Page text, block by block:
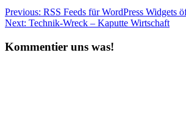
Beitragsnavigation
Previous: RSS Feeds für WordPress Widgets
Next: Technik-Wreck – Kaputte Wirtschaft
Kommentier uns was!